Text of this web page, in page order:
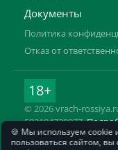
Документы
Политика
Отказ от
18+
© 2026 vrach-
592104728977.
Информация на
🍪 Мы используем cookie
пользоваться сайтом, вы